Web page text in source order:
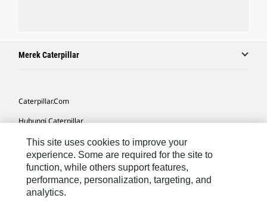
Merek Caterpillar
Caterpillar.com
Hubungi Caterpillar
Preferensi Pemasaran Saya
Peta Situs
Cookie Settings
This site uses cookies to improve your
experience. Some are required for the site to
function, while others support features,
performance, personalization, targeting, and
analytics.